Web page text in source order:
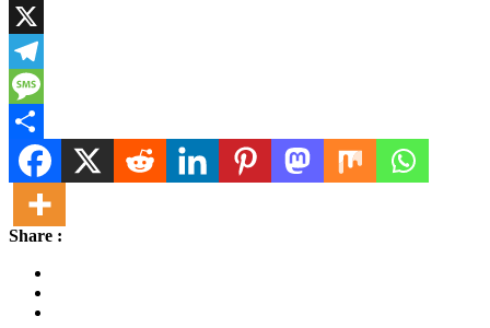
WhatsApp
X
Telegram
Message
Share
Share :